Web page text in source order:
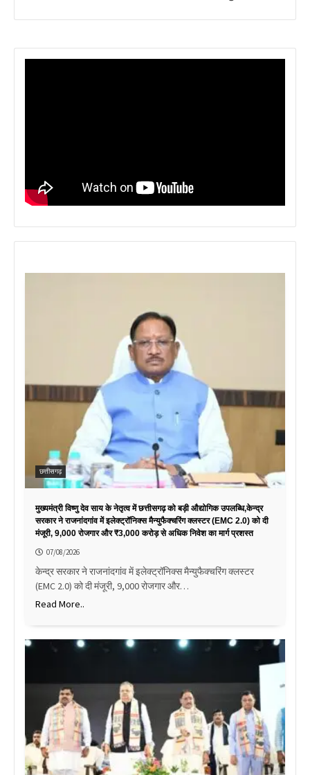
छत्तीसगढ़
मुख्यमंत्री विष्णु देव साय के नेतृत्व में छत्तीसगढ़ को बड़ी औद्योगिक उपलब्धि,केन्द्र
सरकार ने राजनांदगांव में इलेक्ट्रॉनिक्स मैन्युफैक्चरिंग क्लस्टर (EMC 2.0) को दी
मंजूरी, 9,000 रोजगार और ₹3,000 करोड़ से अधिक निवेश का मार्ग प्रशस्त
07/08/2026
केन्द्र सरकार ने राजनांदगांव में इलेक्ट्रॉनिक्स मैन्युफैक्चरिंग क्लस्टर
(EMC 2.0) को दी मंजूरी, 9,000 रोजगार और…
Read More..